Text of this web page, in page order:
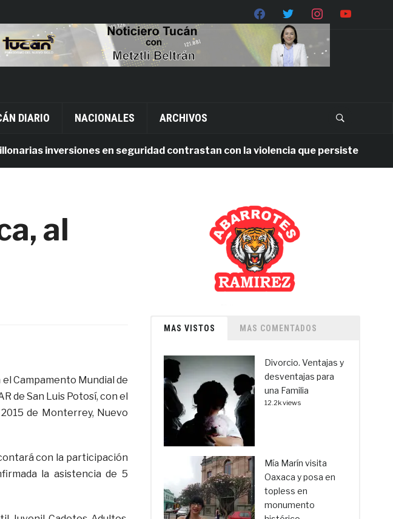
DIARIO NACIONALES ARCHIVOS
inversiones en seguridad contrastan con la violencia que persiste en Oaxaca
al
Campamento Mundial de
de San Luis Potosí, con el
de Monterrey, Nuevo
con la participación
la asistencia de 5
MAS VISTOS MAS COMENTADOS
Divorcio. Ventajas y
desventajas para
una Familia
12.2k views
Mía Marín visita
Oaxaca y posa en
topless en
monumento